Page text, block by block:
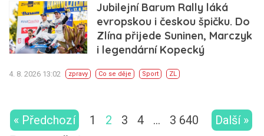
Jubilejní Barum Rally láká
evropskou i českou špičku. Do
Zlína přijede Suninen, Marczyk
i legendární Kopecký
4. 8. 2026 13:02 zpravy Co se děje Sport ZL
« Předchozí 1 2 3 4 … 3 640 Další »